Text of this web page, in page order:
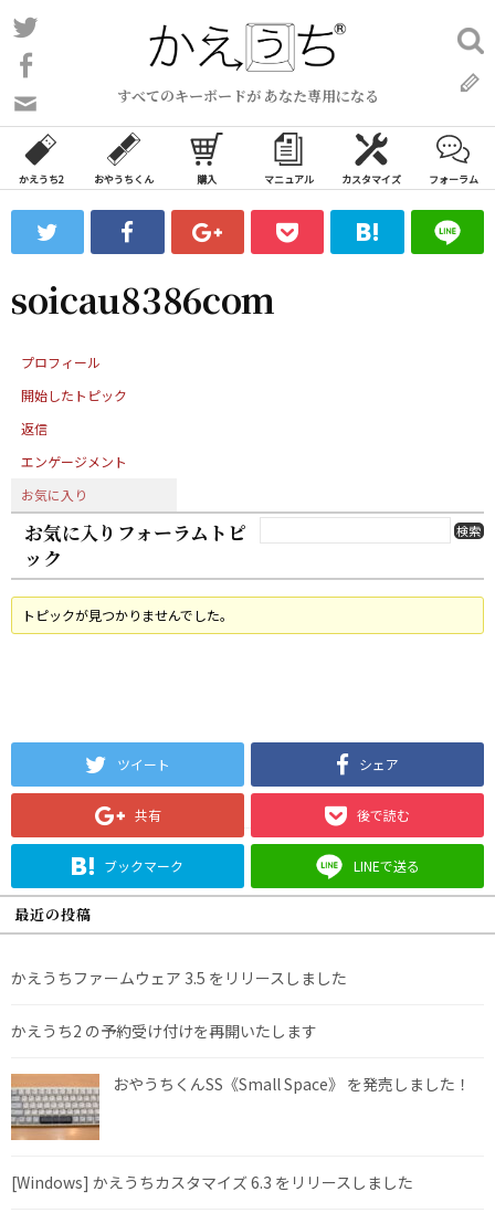
コ
ン
ン
ツ
ス
ッ
すべてのキーボードが あなた専用になる
い
合
わ
フ
ォ
ム
検
索:
かえうち2 おやうちくん 購入 マニュアル カスタマイズ フォーラム
soicau8386com
プロフィール
開始したトピック
返信
エンゲージメント
お気に入り
お気に入りフォーラムトピ
ック
トピックが見つかりませんでした。
ツイート シェア
共有 後で読む
ブックマーク LINEで送る
最近の投稿
かえうちファームウェア 3.5 をリリースしました
かえうち2 の予約受け付けを再開いたします
おやうちくんSS《Small Space》 を発売しました！
[Windows] かえうちカスタマイズ 6.3 をリリースしました